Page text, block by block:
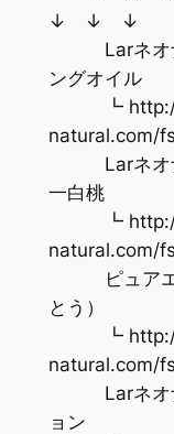
↓ ↓ ↓
Larネオナ
ングオイル
┗ http://
natural.com/
Larネオナ
一白桃
┗ http://
natural.com/
ピュアエク
とう）
┗ http://
natural.com/
Larネオナ
ョン